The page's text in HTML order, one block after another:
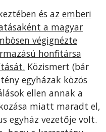
és az emberi
a ma­gyar
végignézte
honfitársa
Közismert (bár
egyházak közös
ellen annak a
miatt maradt el,
egyház vezetője volt.